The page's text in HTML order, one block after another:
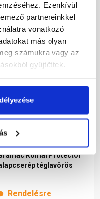
Ezenkívül
partnereinkkel
vonatkozó
más olyan
számukra vagy az
gyűjtöttek.
Ft/ db
Megnézem
Római Protector
téglavörös
Rendelésre